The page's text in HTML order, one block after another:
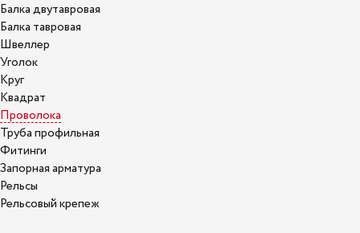
Балка двутавровая
Балка тавровая
Швеллер
Уголок
Круг
Квадрат
Проволока
Труба профильная
Фитинги
Запорная арматура
Рельсы
Рельсовый крепеж